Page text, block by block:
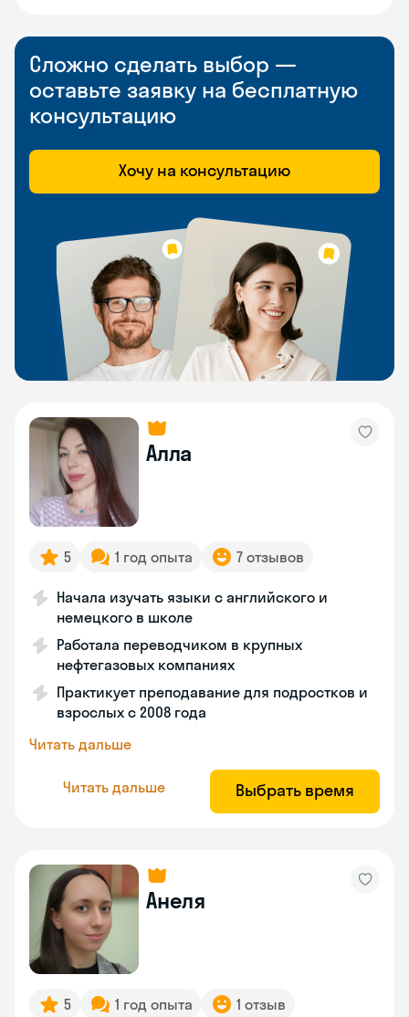
Сложно сделать выбор —
оставьте заявку на бесплатную
консультацию
Хочу на консультацию
Алла
5 1 год опыта 7 отзывов
Начала изучать языки с английского и
немецкого в школе
Работала переводчиком в крупных
нефтегазовых компаниях
Практикует преподавание для подростков и
взрослых с 2008 года
Читать дальше
Читать дальше Выбрать время
Анеля
5 1 год опыта 1 отзыв